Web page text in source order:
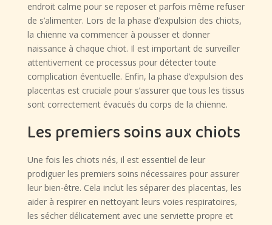
endroit calme pour se reposer et parfois même refuser
de s’alimenter. Lors de la phase d’expulsion des chiots,
la chienne va commencer à pousser et donner
naissance à chaque chiot. Il est important de surveiller
attentivement ce processus pour détecter toute
complication éventuelle. Enfin, la phase d’expulsion des
placentas est cruciale pour s’assurer que tous les tissus
sont correctement évacués du corps de la chienne.
Les premiers soins aux chiots
Une fois les chiots nés, il est essentiel de leur
prodiguer les premiers soins nécessaires pour assurer
leur bien-être. Cela inclut les séparer des placentas, les
aider à respirer en nettoyant leurs voies respiratoires,
les sécher délicatement avec une serviette propre et